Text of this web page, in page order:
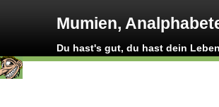
Mumien,
Du hast's gut, du hast dein